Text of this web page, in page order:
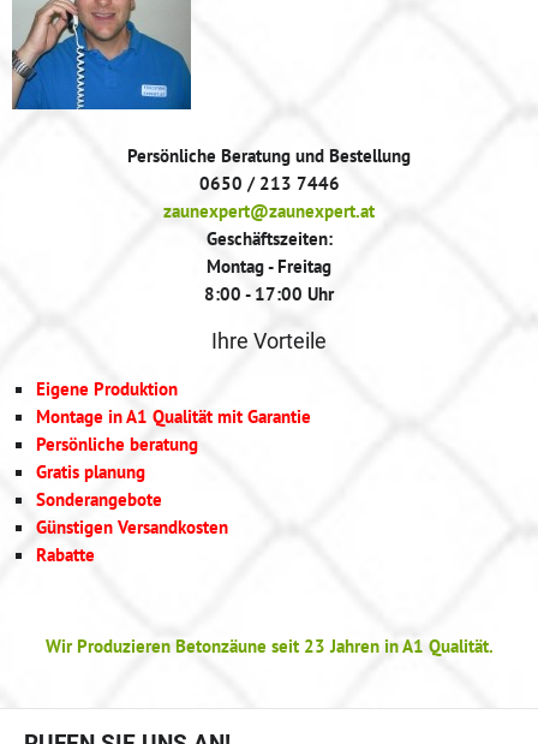
Persönliche Beratung und Bestellung
0650 / 213 7446
zaunexpert@zaunexpert.at
Geschäftszeiten:
Montag - Freitag
8:00 - 17:00 Uhr
Ihre Vorteile
Eigene Produktion
Montage in A1 Qualität mit Garantie
Persönliche beratung
Gratis planung
Sonderangebote
Günstigen Versandkosten
Rabatte
Wir Produzieren Betonzäune seit 23 Jahren in A1 Qualität.